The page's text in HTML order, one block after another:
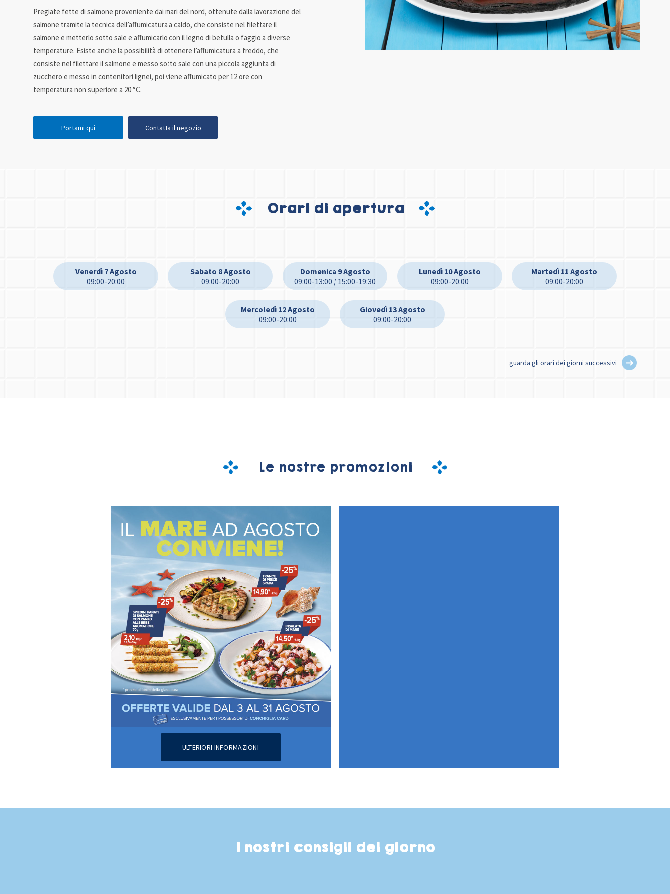
Pregiate fette di salmone proveniente dai mari del nord, ottenute dalla lavorazione del
salmone tramite la tecnica dell’affumicatura a caldo, che consiste nel filettare il
salmone e metterlo sotto sale e affumicarlo con il legno di betulla o faggio a diverse
temperature. Esiste anche la possibilità di ottenere l’affumicatura a freddo, che
consiste nel filettare il salmone e messo sotto sale con una piccola aggiunta di
zucchero e messo in contenitori lignei, poi viene affumicato per 12 ore con
temperatura non superiore a 20 °C.
Portami qui Contatta il negozio
Orari di apertura
Venerdì 7 Agosto
09:00-20:00
Sabato 8 Agosto
09:00-20:00
Domenica 9 Agosto
09:00-13:00 / 15:00-19:30
Lunedì 10 Agosto
09:00-20:00
Martedì 11 Agosto
09:00-20:00
Mercoledì 12 Agosto
09:00-20:00
Giovedì 13 Agosto
09:00-20:00
guarda gli orari dei giorni successivi
Le nostre promozioni
ULTERIORI INFORMAZIONI
I nostri consigli del giorno